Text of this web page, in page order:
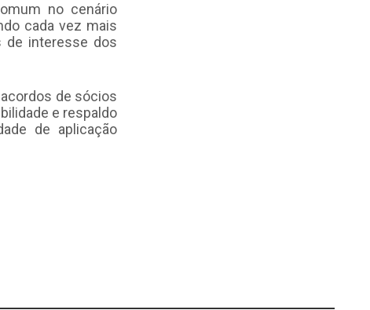
no cenário
cada vez mais
de interesse dos
de sócios
e respaldo
de aplicação